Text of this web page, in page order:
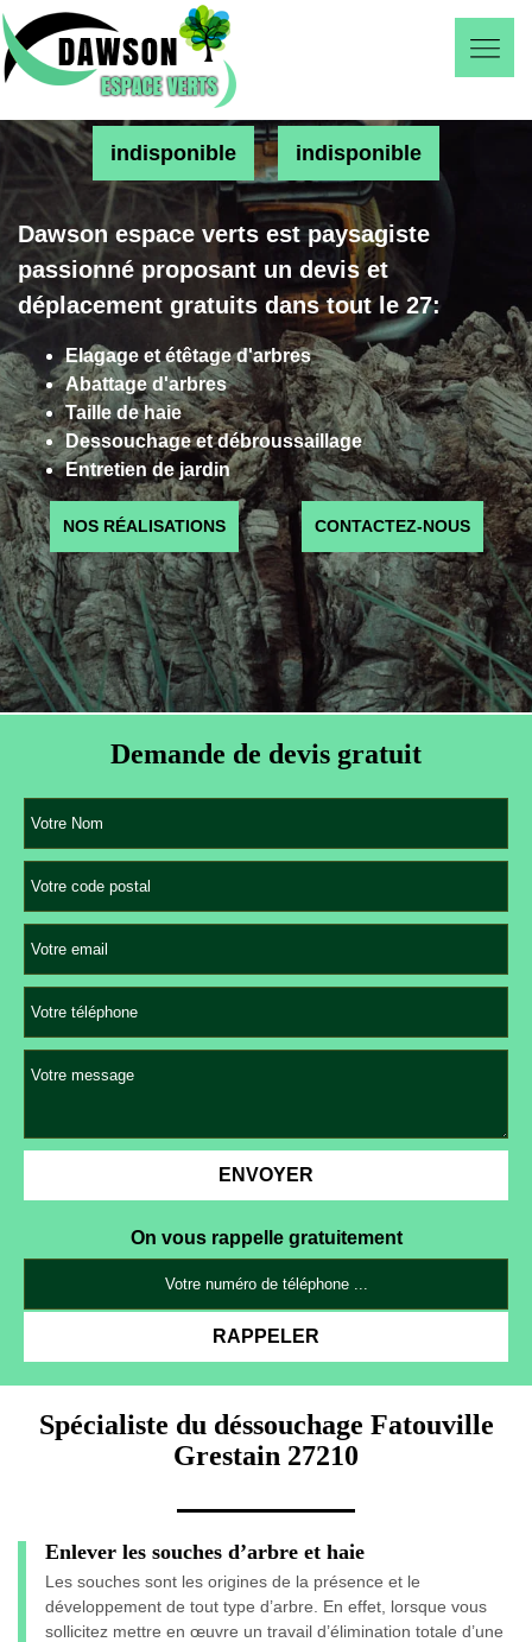
indisponible indisponible
Dawson espace verts est paysagiste
passionné proposant un devis et
déplacement gratuits dans tout le 27:
Elagage et étêtage d'arbres
Abattage d'arbres
Taille de haie
Dessouchage et débroussaillage
Entretien de jardin
NOS RÉALISATIONS CONTACTEZ-NOUS
Demande de devis gratuit
On vous rappelle gratuitement
Spécialiste du déssouchage Fatouville
Grestain 27210
Enlever les souches d’arbre et haie
Les souches sont les origines de la présence et le
développement de tout type d’arbre. En effet, lorsque vous
sollicitez mettre en œuvre un travail d’élimination totale d’une